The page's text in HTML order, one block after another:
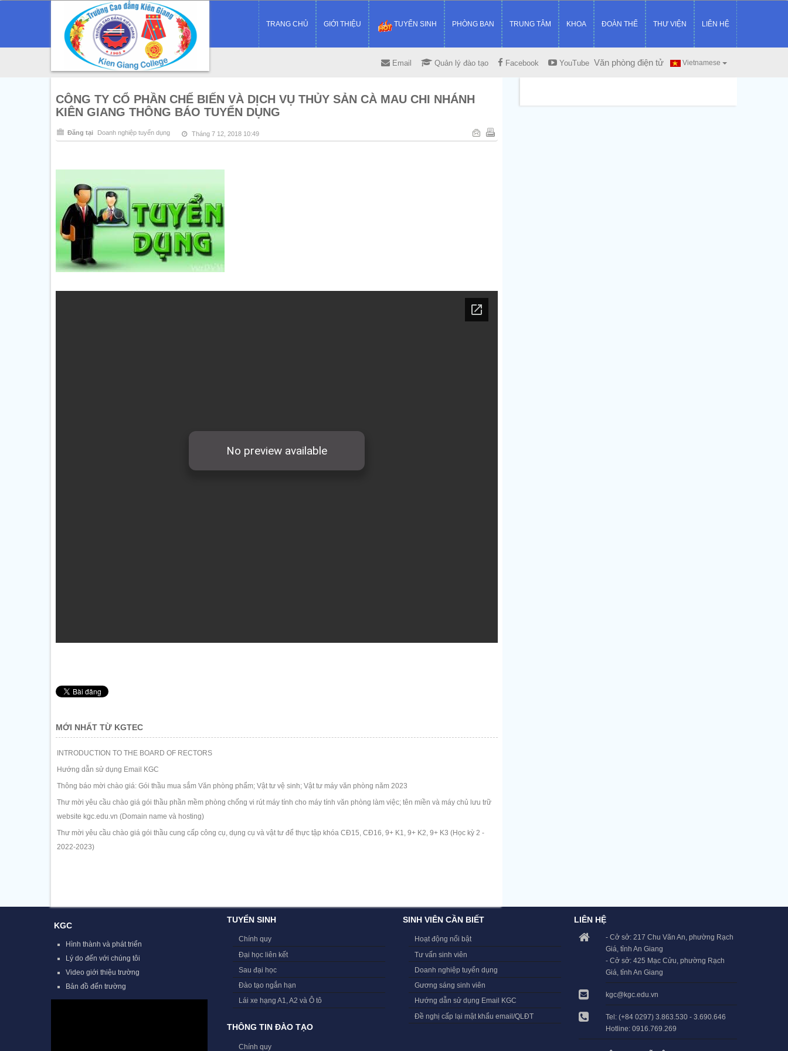
TRANG CHỦ GIỚI THIỆU TUYỂN SINH PHÒNG BAN TRUNG TÂM KHOA ĐOÀN THỂ THƯ VIỆN LIÊN HỆ
Vietnamese
Email Quản lý đào tạo Facebook YouTube Văn phòng điện tử
CÔNG TY CỔ PHẦN CHẾ BIẾN VÀ DỊCH VỤ THỦY SẢN CÀ MAU CHI NHÁNH
KIÊN GIANG THÔNG BÁO TUYỂN DỤNG
Đăng tại Doanh nghiệp tuyển dụng Tháng 7 12, 2018 10:49
MỚI NHẤT TỪ KGTEC
INTRODUCTION TO THE BOARD OF RECTORS
Hướng dẫn sử dụng Email KGC
Thông báo mời chào giá: Gói thầu mua sắm Văn phòng phẩm; Vật tư vệ sinh; Vật tư máy văn phòng năm 2023
Thư mời yêu cầu chào giá gói thầu phần mềm phòng chống vi rút máy tính cho máy tính văn phòng làm việc; tên miền và máy chủ lưu trữ
website kgc.edu.vn (Domain name và hosting)
Thư mời yêu cầu chào giá gói thầu cung cấp công cụ, dụng cụ và vật tư để thực tập khóa CĐ15, CĐ16, 9+ K1, 9+ K2, 9+ K3 (Học kỳ 2 -
2022-2023)
KGC
Hình thành và phát triển
Lý do đến với chúng tôi
Video giới thiệu trường
Bản đồ đến trường
TUYỂN SINH
Chính quy
Đại học liên kết
Sau đại học
Đào tạo ngắn hạn
Lái xe hạng A1, A2 và Ô tô
THÔNG TIN ĐÀO TẠO
Chính quy
SINH VIÊN CẦN BIẾT
Hoạt động nổi bật
Tư vấn sinh viên
Doanh nghiệp tuyển dụng
Gương sáng sinh viên
Hướng dẫn sử dụng Email KGC
Đề nghị cấp lại mật khẩu email/QLĐT
LIÊN HỆ
- Cở sở: 217 Chu Văn An, phường Rạch
Giá, tỉnh An Giang
- Cở sở: 425 Mạc Cửu, phường Rạch
Giá, tỉnh An Giang
kgc@kgc.edu.vn
Tel: (+84 0297) 3.863.530 - 3.690.646
Hotline: 0916.769.269